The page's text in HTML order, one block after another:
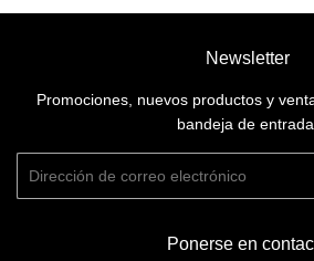
Newsletter
Promociones, nuevos productos y
bandeja de entrada.
Ponerse en